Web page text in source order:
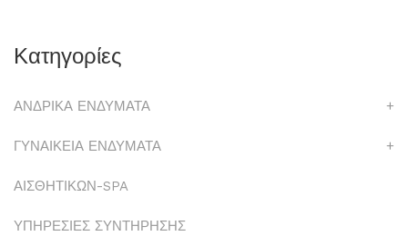
Κατηγορίες
ΑΝΔΡΙΚΑ ΕΝΔΥΜΑΤΑ +
ΓΥΝΑΙΚΕΙΑ ΕΝΔΥΜΑΤΑ +
ΑΙΣΘΗΤΙΚΩΝ-SPA
ΥΠΗΡΕΣΙΕΣ ΣΥΝΤΗΡΗΣΗΣ